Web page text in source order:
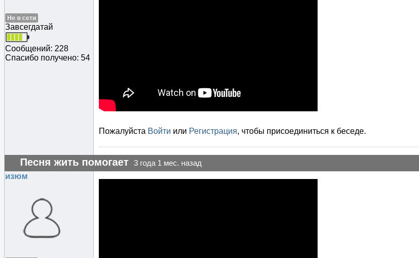
Не в сети
Завсегдатай
Сообщений: 228
Спасибо получено: 54
Пожалуйста Войти или Регистрация, чтобы присоединиться к беседе.
Песня жить помогает 3 года 1 мес. назад
изюм